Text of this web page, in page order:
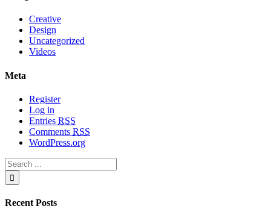
Creative
Design
Uncategorized
Videos
Meta
Register
Log in
Entries RSS
Comments RSS
WordPress.org
Recent Posts